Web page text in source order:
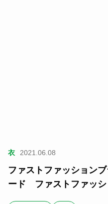
衣 2021.06.08
ファストファッション
ード ファストファッシ